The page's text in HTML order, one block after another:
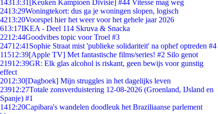
14313:31 [Keuken Kampioen Divisie] #44 Vitesse mag weg
2413:29Woningtekort: dus ga je woningen slopen, logisch
4213:20Voorspel hier het weer voor het gehele jaar 2026
613:17IKEA - Deel 114 Skruva & Snacka
2212:44Goodvibes topic voor Troel #3
24712:41 Sophie Straat mist 'publieke solidariteit' na ophef optreden #4
11512:39[Apple TV] Met fantastische films/series! #2 Silo genot
21912:39GR: Elk glas alcohol is riskant, geen bewijs voor gunstig
effect
2012:30[Dagboek] Mijn struggles in het dagelijks leven
23912:27Totale zonsverduistering 12-08-2026 (Groenland, IJsland en
Spanje) #1
1412:20Capibara's wandelen doodleuk het Braziliaanse parlement